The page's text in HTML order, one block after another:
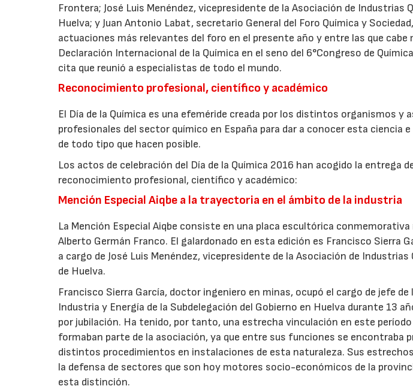
Frontera; José Luis Menéndez, vicepresidente de la Asociación de Industrias
Huelva; y Juan Antonio Labat, secretario General del Foro Química y
actuaciones más relevantes del foro en el presente año y entre las que cabe
Declaración Internacional de la Química en el seno del 6°Congreso de
cita que reunió a especialistas de todo el mundo.
Reconocimiento profesional, científico y académico
El Día de la Química es una efeméride creada por los distintos organismos y
profesionales del sector químico en España para dar a conocer esta ciencia
de todo tipo que hacen posible.
Los actos de celebración del Día de la Química 2016 han acogido la entrega
reconocimiento profesional, científico y académico:
Mención Especial Aiqbe a la trayectoria en el ámbito de la industria
La Mención Especial Aiqbe consiste en una placa escultórica
Alberto Germán Franco. El galardonado en esta edición es Francisco Sierra
a cargo de José Luis Menéndez, vicepresidente de la Asociación de
de Huelva.
Francisco Sierra García, doctor ingeniero en minas, ocupó el cargo de jefe de
Industria y Energía de la Subdelegación del Gobierno en Huelva durante 13
por jubilación. Ha tenido, por tanto, una estrecha vinculación en este
formaban parte de la asociación, ya que entre sus funciones se encontraba
distintos procedimientos en instalaciones de esta naturaleza. Sus
la defensa de sectores que son hoy motores socio-económicos de la
esta distinción.